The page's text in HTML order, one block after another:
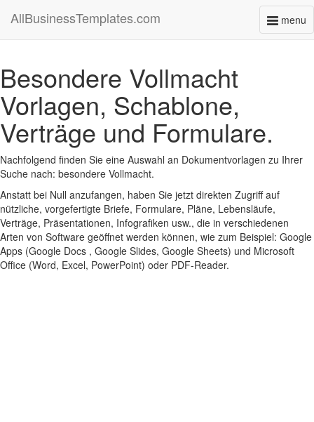
menu
AllBusinessTemplates.com
Besondere Vollmacht
Vorlagen, Schablone,
Verträge und Formulare.
Nachfolgend finden Sie eine Auswahl an Dokumentvorlagen zu Ihrer
Suche nach: besondere Vollmacht.
Anstatt bei Null anzufangen, haben Sie jetzt direkten Zugriff auf
nützliche, vorgefertigte Briefe, Formulare, Pläne, Lebensläufe,
Verträge, Präsentationen, Infografiken usw., die in verschiedenen
Arten von Software geöffnet werden können, wie zum Beispiel: Google
Apps (Google Docs , Google Slides, Google Sheets) und Microsoft
Office (Word, Excel, PowerPoint) oder PDF-Reader.